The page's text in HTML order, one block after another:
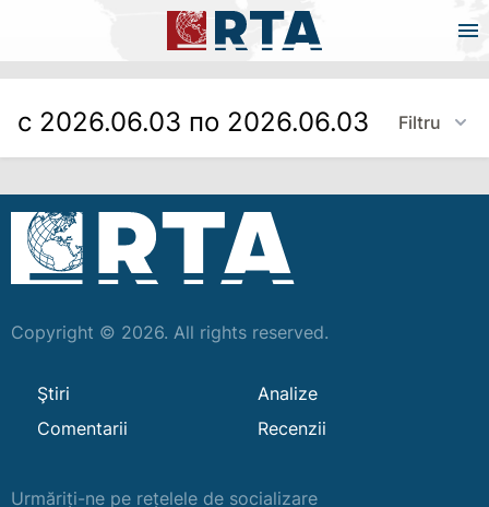
с 2026.06.03 по 2026.06.03 Filtru
Copyright © 2026. All rights reserved.
Ştiri
Analize
Comentarii
Recenzii
Urmăriți-ne pe rețelele de socializare